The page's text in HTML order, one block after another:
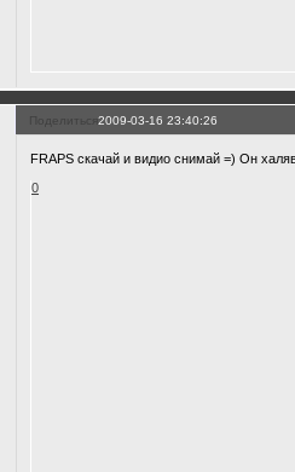
Поделиться2009-03-16 23:40:26
FRAPS скачай и видио снимай =) Он
0